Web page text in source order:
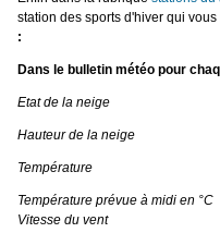
station des sports d'hiver qui
:
Dans le bulletin météo pour
Etat de la neige
Hauteur de la neige
Température
Température prévue à midi en °C
Vitesse du vent